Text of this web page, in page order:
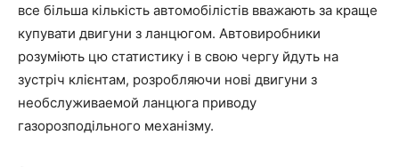
все більша кількість автомобілістів вважають за краще
купувати двигуни з ланцюгом. Автовиробники
розуміють цю статистику і в свою чергу йдуть на
зустріч клієнтам, розробляючи нові двигуни з
необслуживаемой ланцюга приводу
газорозподільного механізму.